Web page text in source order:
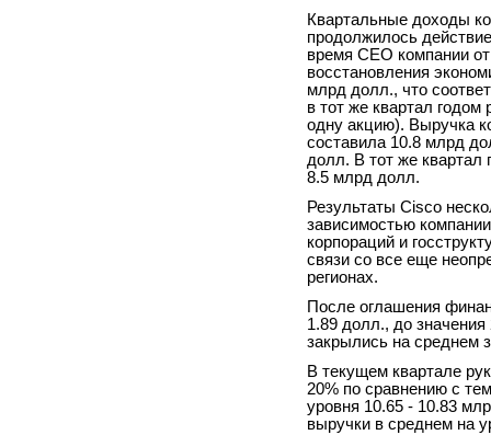
Квартальные доходы
продолжилось
время СЕО компании
восстановления
млрд долл., что
в тот же квартал
одну акцию). Выручка
составила 10.8 млрд
долл. В тот же квартал
8.5 млрд долл.
Результаты Cisco
зависимостью
корпораций и
связи со все еще
регионах.
После оглашения
1.89 долл., до
закрылись на среднем
В текущем квартале
20% по сравнению с
уровня 10.65 - 10.83
выручки в среднем на